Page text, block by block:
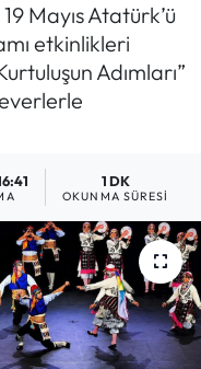
Mayıs Atatürk’ü
etkinlikleri
Adımları”
1 DK
OKUNMA SÜRESI